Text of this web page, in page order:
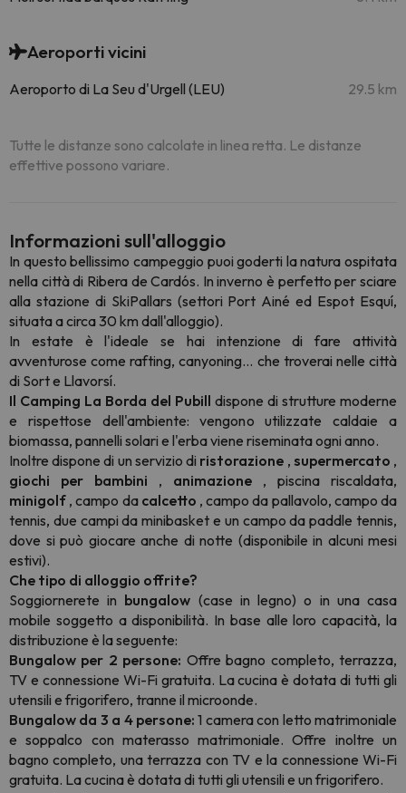
Aeroporti vicini
Aeroporto di La Seu d'Urgell (LEU) 29.5 km
Tutte le distanze sono calcolate in linea retta. Le distanze
effettive possono variare.
Informazioni sull'alloggio
In questo bellissimo campeggio puoi goderti la natura ospitata
nella città di Ribera de Cardós. In inverno è perfetto per sciare
alla stazione di SkiPallars (settori Port Ainé ed Espot Esquí,
situata a circa 30 km dall'alloggio).
In estate è l'ideale se hai intenzione di fare attività
avventurose come rafting, canyoning... che troverai nelle città
di Sort e Llavorsí.
Il Camping La Borda del Pubill dispone di strutture moderne
e rispettose dell'ambiente: vengono utilizzate caldaie a
biomassa, pannelli solari e l'erba viene riseminata ogni anno.
Inoltre dispone di un servizio di ristorazione , supermercato ,
giochi per bambini , animazione , piscina riscaldata,
minigolf , campo da calcetto , campo da pallavolo, campo da
tennis, due campi da minibasket e un campo da paddle tennis,
dove si può giocare anche di notte (disponibile in alcuni mesi
estivi).
Che tipo di alloggio offrite?
Soggiornerete in bungalow (case in legno) o in una casa
mobile soggetto a disponibilità. In base alle loro capacità, la
distribuzione è la seguente:
Bungalow per 2 persone: Offre bagno completo, terrazza,
TV e connessione Wi-Fi gratuita. La cucina è dotata di tutti gli
utensili e frigorifero, tranne il microonde.
Bungalow da 3 a 4 persone: 1 camera con letto matrimoniale
e soppalco con materasso matrimoniale. Offre inoltre un
bagno completo, una terrazza con TV e la connessione Wi-Fi
gratuita. La cucina è dotata di tutti gli utensili e un frigorifero.